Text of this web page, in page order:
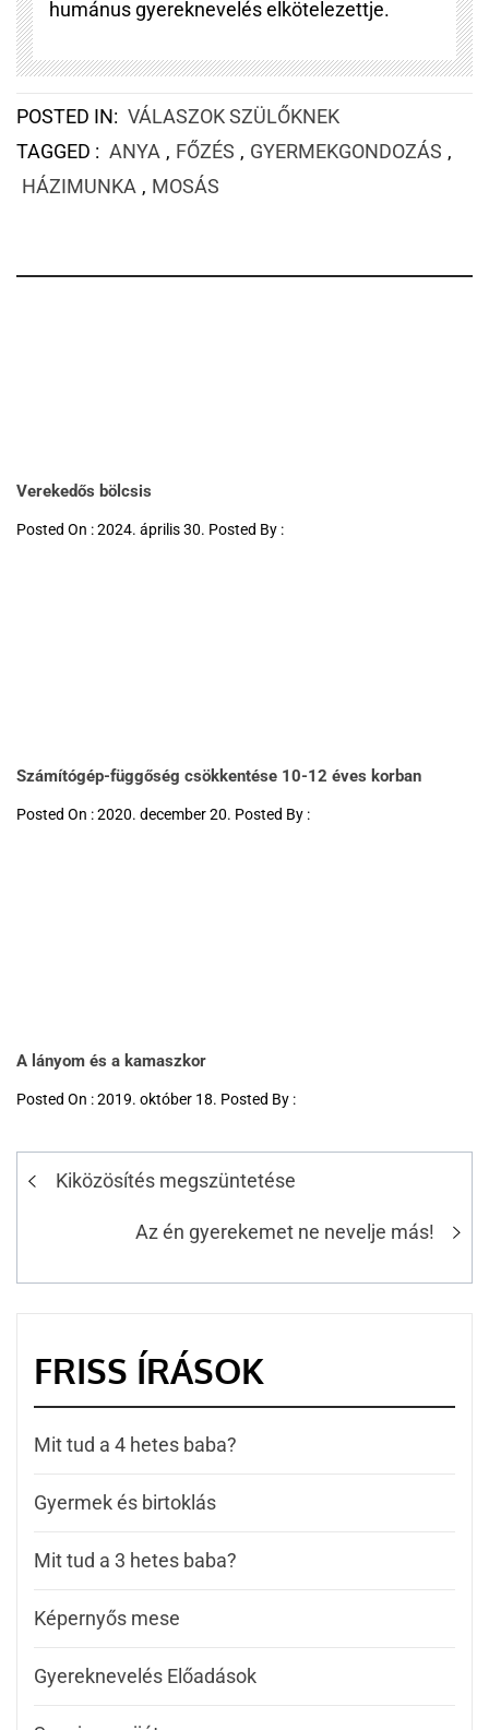
humánus gyereknevelés elkötelezettje.
POSTED IN: VÁLASZOK SZÜLŐKNEK
TAGGED : ANYA , FŐZÉS , GYERMEKGONDOZÁS ,
HÁZIMUNKA , MOSÁS
Verekedős bölcsis
Posted On : 2024. április 30. Posted By :
Számítógép-függőség csökkentése 10-12 éves korban
Posted On : 2020. december 20. Posted By :
A lányom és a kamaszkor
Posted On : 2019. október 18. Posted By :
Kiközösítés megszüntetése
Az én gyerekemet ne nevelje más!
FRISS ÍRÁSOK
Mit tud a 4 hetes baba?
Gyermek és birtoklás
Mit tud a 3 hetes baba?
Képernyős mese
Gyereknevelés Előadások